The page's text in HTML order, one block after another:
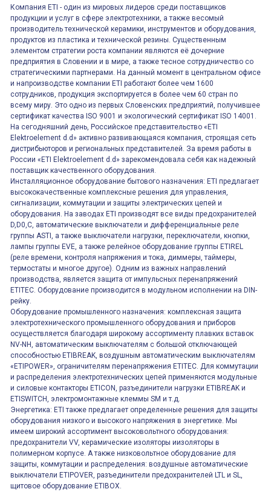
ролик
многофункциональные
реле времени
0.1cек.-10 дней, 10
функций/режимов
Компания ETI - один из мировых лидеров среди поставщиков
продукции и услуг в сфере электротехники, а также весомый
производитель технической керамики, инструментов и оборудования,
продуктов из пластика и технической резины. Существенным
элементом стратегии роста компании являются её дочерние
предприятия в Словении и в мире, а также тесное сотрудничество со
стратегическими партнерами. На данный момент в центральном офисе
и напроизводстве компании ETI работают более чем 1600
сотрудников, продукция экспортируется в более чем 60 стран по
всему миру. Это одно из первых Словенских предприятий, получившее
сертификат качества ISO 9001 и экологический сертификат ISO 14001.
На сегодняшний день, Российское представительство «ETI
Elektroelement d.d» активно развивающаяся компания, строящая сеть
дистрибьюторов и региональных представителей. За время работы в
России «ETI Elektroelement d.d» зарекомендовала себя как надежный
поставщик качественного оборудования.
Инсталляционное оборудование бытового назначения: ETI предлагает
высококачественные комплексные решения для управления,
сигнализации, коммутации и защиты электрических цепей и
оборудования. На заводах ETI производят все виды предохранителей
D,D0,C, автоматические выключатели и дифференциальные реле
группы ASTI, а также выключатели нагрузки, переключатели, кнопки,
лампы группы EVE, а также релейное оборудование группы ETIREL
(реле времени, контроля напряжения и тока, диммеры, таймеры,
термостаты и многое другое). Одним из важных направлений
производства, является защита от импульсных перенапряжений
ETITEC. Оборудование производится в модульном исполнении на DIN-
рейку.
Оборудование промышленного назначения: комплексная защита
электротехнического промышленного оборудования и приборов
осуществляется благодаря широкому ассортименту плавких вставок
NV-NH, автоматическим выключателям с большой отключающей
способностью ETIBREAK, воздушным автоматическим выключателям
«ETIPOWER», ограничителям перенапряжения ETITEC. Для коммутации
и распределения электротехнических цепей применяются модульные
и силовые контакторы ETICON, разъединители нагрузки ETIBREAK и
ETISWITCH, электромонтажные клеммы SM и т.д.
Энергетика: ETI также предлагает определенные решения для защиты
оборудования низкого и высокого напряжения в энергетике. Мы
имеем широкий ассортимент высоковольтного оборудования:
предохранители VV, керамические изоляторы иизоляторы в
полимерном корпусе. А также низковольтное оборудование для
защиты, коммутации и распределения: воздушные автоматические
выключатели ETIPOVER, разъединители предохранителей LTL и SL,
щитовое оборудование ETIBOX.